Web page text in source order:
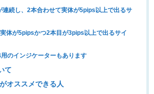
連続し、2本合わせて実体が5pips以上で出るサ
体が5pipsかつ2本目が3pips以上で出るサイ
のインジケーターもあります
て
オススメできる人